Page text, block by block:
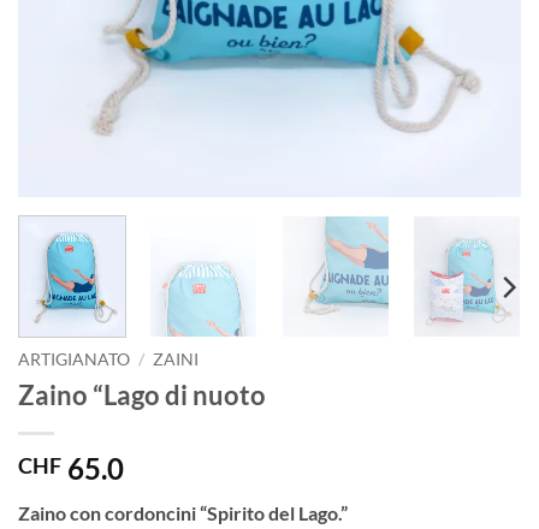
ARTIGIANATO / ZAINI
Zaino “Lago di nuoto
CHF 65.0
Zaino con cordoncini “Spirito del Lago.”